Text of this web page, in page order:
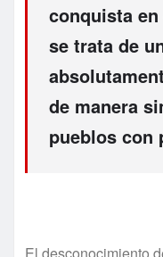
conquista
se trata de
de manera
pueblos con